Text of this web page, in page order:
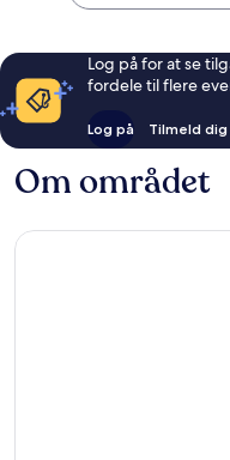
Log på for at se
fordele til flere
Log på Tilmeld
Om området